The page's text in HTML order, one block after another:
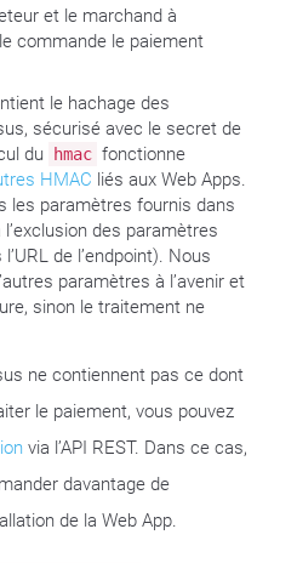
et le marchand à
commande le paiement
le hachage des
sécurisé avec le secret de
du
hmac fonctionne
HMAC liés aux Web Apps.
les paramètres fournis dans
des paramètres
de l’endpoint). Nous
paramètres à l’avenir et
sinon le traitement ne
ne contiennent pas ce dont
le paiement, vous pouvez
via l’API REST. Dans ce cas,
davantage de
de la Web App.